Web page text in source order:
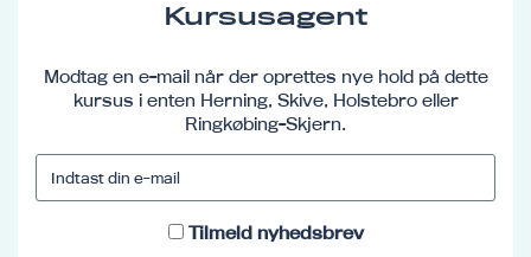
Kursusagent
Modtag en e-mail når der oprettes nye hold på dette
kursus i enten Herning, Skive, Holstebro eller
Ringkøbing-Skjern.
Tilmeld nyhedsbrev